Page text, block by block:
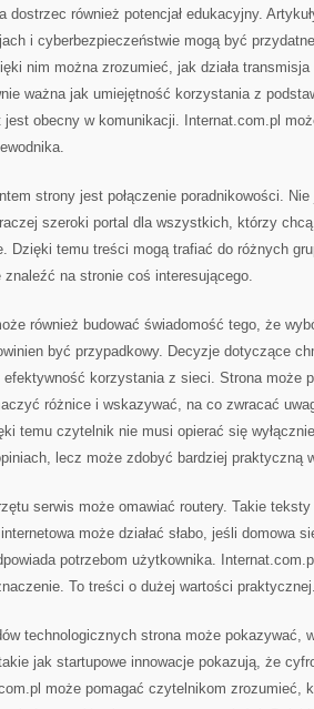
dostrzec również potencjał edukacyjny.
i cyberbezpieczeństwie mogą być
nim można zrozumieć, jak działa
ważna jak umiejętność korzystania z
jest obecny w komunikacji. Internat.com.pl
strony jest połączenie poradnikowości.
szeroki portal dla wszystkich, którzy
Dzięki temu treści mogą trafiać do różnych
na stronie coś interesującego.
również budować świadomość tego, że
być przypadkowy. Decyzje dotyczące
efektywność korzystania z sieci. Strona może
różnice i wskazywać, na co zwracać
temu czytelnik nie musi opierać się
lecz może zdobyć bardziej praktyczną
serwis może omawiać routery. Takie
może działać słabo, jeśli domowa
potrzebom użytkownika.
To treści o dużej wartości
technologicznych strona może pokazywać,
jak startupowe innowacje pokazują, że
może pomagać czytelnikom zrozumieć,